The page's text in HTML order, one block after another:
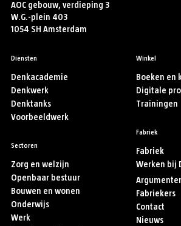
AOC gebouw, verdieping 3
W.G.-plein 403
1054 SH Amsterdam
Diensten
Denkacademie
Denkwerk
Denktanks
Voorbeeldwerk
Sectoren
Zorg en welzijn
Openbaar bestuur
Bouwen en wonen
Onderwijs
Werk
Winkel
Boeken en
Digitale
Trainingen
Fabriek
Fabriek
Werken bij
Fabriekers
Contact
Nieuws